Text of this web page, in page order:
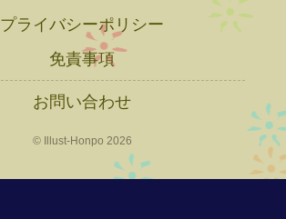
プライバシーポリシー
免責事項
お問い合わせ
© Illust-Honpo 2026